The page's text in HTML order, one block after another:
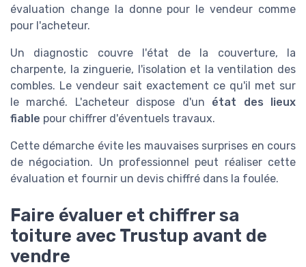
évaluation change la donne pour le vendeur comme
pour l'acheteur.
Un diagnostic couvre l'état de la couverture, la
charpente, la zinguerie, l'isolation et la ventilation des
combles. Le vendeur sait exactement ce qu'il met sur
le marché. L'acheteur dispose d'un état des lieux
fiable pour chiffrer d'éventuels travaux.
Cette démarche évite les mauvaises surprises en cours
de négociation. Un professionnel peut réaliser cette
évaluation et fournir un devis chiffré dans la foulée.
Faire évaluer et chiffrer sa
toiture avec Trustup avant de
vendre